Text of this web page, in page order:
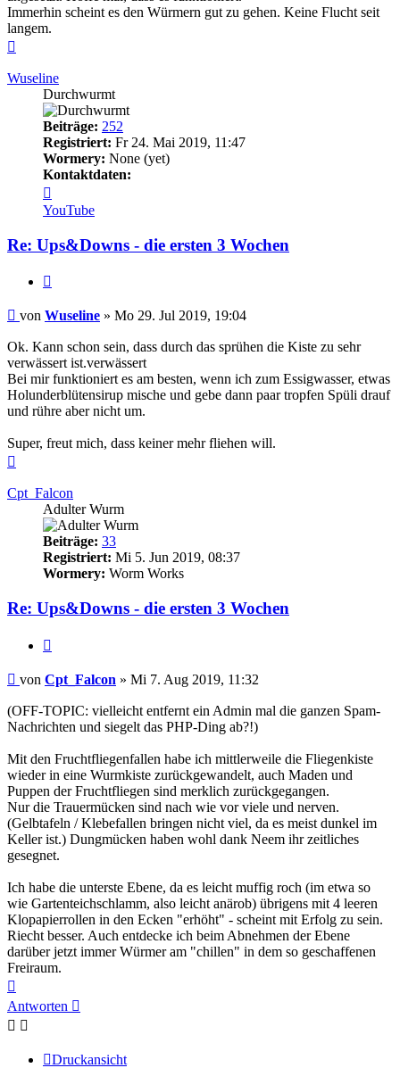
Immerhin scheint es den Würmern gut zu gehen. Keine Flucht seit
langem.
Wuseline
Durchwurmt
Beiträge: 252
Registriert: Fr 24. Mai 2019, 11:47
Wormery: None (yet)
Kontaktdaten:
von
Wuseline
YouTube
Re: Ups&Downs - die ersten 3 Wochen
Beitrag
von Wuseline » Mo 29. Jul 2019, 19:04
Ok. Kann schon sein, dass durch das sprühen die Kiste zu sehr
verwässert ist.verwässert
Bei mir funktioniert es am besten, wenn ich zum Essigwasser, etwas
Holunderblütensirup mische und gebe dann paar tropfen Spüli drauf
und rühre aber nicht um.
Super, freut mich, dass keiner mehr fliehen will.
Cpt_Falcon
Adulter Wurm
Beiträge: 33
Registriert: Mi 5. Jun 2019, 08:37
Wormery: Worm Works
Re: Ups&Downs - die ersten 3 Wochen
Beitrag
von Cpt_Falcon » Mi 7. Aug 2019, 11:32
(OFF-TOPIC: vielleicht entfernt ein Admin mal die ganzen Spam-
Nachrichten und siegelt das PHP-Ding ab?!)
Mit den Fruchtfliegenfallen habe ich mittlerweile die Fliegenkiste
wieder in eine Wurmkiste zurückgewandelt, auch Maden und
Puppen der Fruchtfliegen sind merklich zurückgegangen.
Nur die Trauermücken sind nach wie vor viele und nerven.
(Gelbtafeln / Klebefallen bringen nicht viel, da es meist dunkel im
Keller ist.) Dungmücken haben wohl dank Neem ihr zeitliches
gesegnet.
Ich habe die unterste Ebene, da es leicht muffig roch (im etwa so
wie Gartenteichschlamm, also leicht anärob) übrigens mit 4 leeren
Klopapierrollen in den Ecken "erhöht" - scheint mit Erfolg zu sein.
Riecht besser. Auch entdecke ich beim Abnehmen der Ebene
darüber jetzt immer Würmer am "chillen" in dem so geschaffenen
Freiraum.
oben
Antworten
Druckansicht